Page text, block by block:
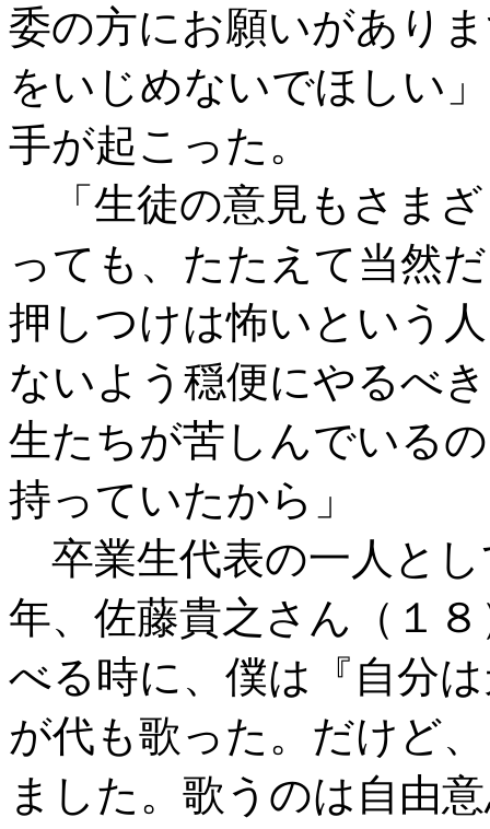
委の方にお願いがあり
をいじめないでほしい
手が起こった。
「生徒の意見もさま
っても、たたえて当然
押しつけは怖いという
ないよう穏便にやるべ
生たちが苦しんでいる
持っていたから」
卒業生代表の一人とし
年、佐藤貴之さん（１
べる時に、僕は『自分
が代も歌った。だけど
ました。歌うのは自由